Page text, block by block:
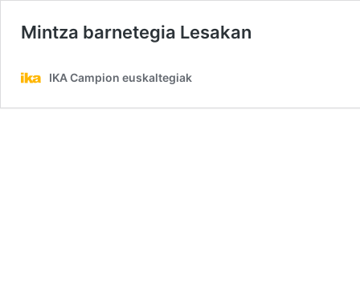
Mintza barnetegia Lesakan
IKA Campion euskaltegiak